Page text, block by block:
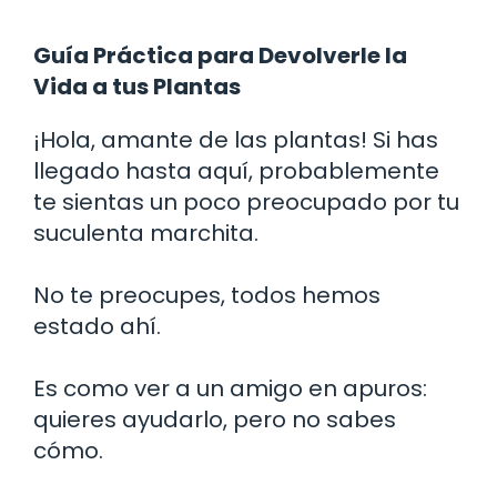
Guía Práctica para Devolverle la
Vida a tus Plantas
¡Hola, amante de las plantas! Si has
llegado hasta aquí, probablemente
te sientas un poco preocupado por tu
suculenta marchita.
No te preocupes, todos hemos
estado ahí.
Es como ver a un amigo en apuros:
quieres ayudarlo, pero no sabes
cómo.